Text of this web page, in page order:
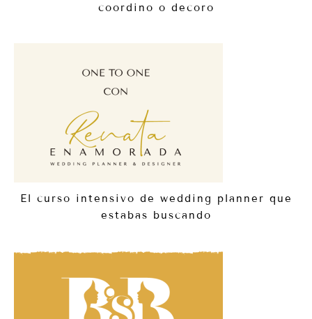
coordino o decoro
El curso intensivo de wedding planner que
estabas buscando